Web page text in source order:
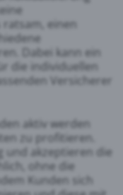
einen
Dabei kann ein
die individuellen
Versicherer
aktiv werden
zu profitieren.
und akzeptieren die
ohne die
Kunden sich